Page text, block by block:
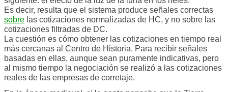
Es decir, resulta que el sistema produce señales correctas
sobre las cotizaciones normalizadas de HC, y no sobre las
cotizaciones filtradas de DC.
La cuestión es cómo obtener las cotizaciones en tiempo real
más cercanas al Centro de Historia. Para recibir señales
basadas en ellas, aunque sean puramente indicativas, pero
al mismo tiempo la negociación se realizó a las cotizaciones
reales de las empresas de corretaje.